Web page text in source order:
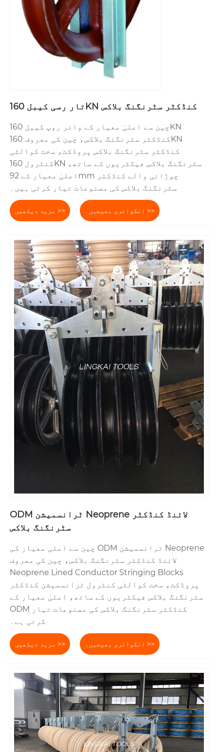
تار رسی کیبل 160KN کنڈکٹر سٹرنگنگ بلاکس
چین سے اعلیٰ معیار کے وائر روپ کیبل 160KN
کنڈکٹر سٹرنگنگ بلاکس، چین کی معروف 160KN
کنڈکٹر سٹرنگنگ بلاکس پروڈکٹ، سخت کوالٹی
کنٹرول 160KN سٹرنگنگ بلاکس فیکٹریوں کے ساتھ،
اعلیٰ معیار کے 92mm چوڑائی والے کنڈکٹر
سٹرنگنگ بلاکس کی مصنوعات تیار کرتی ہیں۔
مزید دیکھیں >> انکوائری بھیجیں۔ >>
ODM ٹرانسمیشن Neoprene لائنڈ کنڈکٹر
سٹرنگنگ بلاکس
چین سے اعلی معیار کی ODM ٹرانسمیشن Neoprene
لائنڈ کنڈکٹر سٹرنگنگ بلاکس، چین کی معروف
Neoprene Lined Conductor Stringing Blocks
پروڈکٹ، سخت کوالٹی کنٹرول ٹرانسمیشن کنڈکٹر
سٹرنگنگ بلاکس فیکٹریوں کے ساتھ، اعلیٰ معیار کے
ODM کنڈکٹر سٹرنگنگ بلاکس کی مصنوعات تیار
کرتی ہے۔
مزید دیکھیں >> انکوائری بھیجیں۔ >>